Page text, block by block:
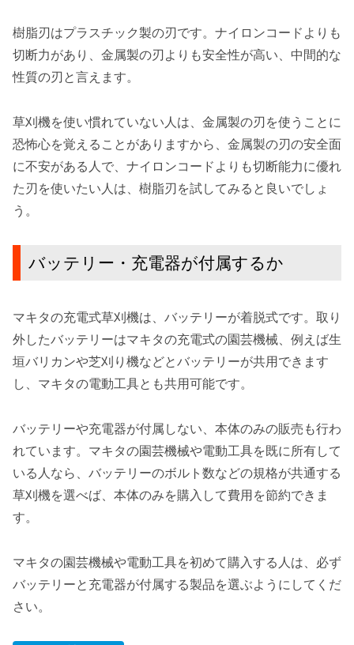
樹脂刃はプラスチック製の刃です。 ナイロンコードよりも
切断力があり、金属製の刃よりも安全性が高い 、中間的な
性質の刃と言えます。
草刈機を使い慣れていない人は、金属製の刃を使うことに
恐怖心を覚えることがありますから、金属製の刃の安全面
に不安がある人で、ナイロンコードよりも切断能力に優れ
た刃を使いたい人は、樹脂刃を試してみると良いでしょ
う。
バッテリー・充電器が付属するか
マキタの充電式草刈機は、バッテリーが着脱式です。取り
外したバッテリーはマキタの充電式の園芸機械、例えば生
垣バリカンや芝刈り機などとバッテリーが共用できます
し、マキタの電動工具とも共用可能です。
バッテリーや充電器が付属しない、本体のみの販売も行わ
れています。マキタの園芸機械や電動工具を既に所有して
いる人なら、バッテリーのボルト数などの規格が共通する
草刈機を選べば、 本体のみを購入して費用を節約できま
す。
マキタの園芸機械や電動工具を初めて購入する人は、必ず
バッテリーと充電器が付属する製品を選ぶようにしてくだ
さい。